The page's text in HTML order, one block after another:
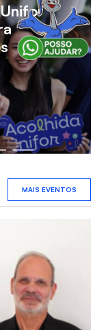
de
nesta
MAIS EVENTOS